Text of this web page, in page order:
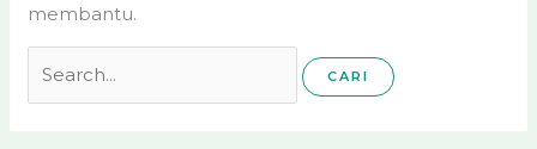
membantu.